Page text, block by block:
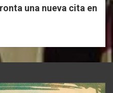
una nueva cita en